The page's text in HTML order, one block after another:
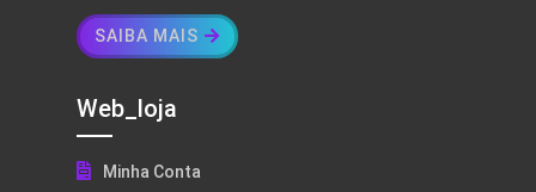
SAIBA MAIS
Web_loja
Minha Conta